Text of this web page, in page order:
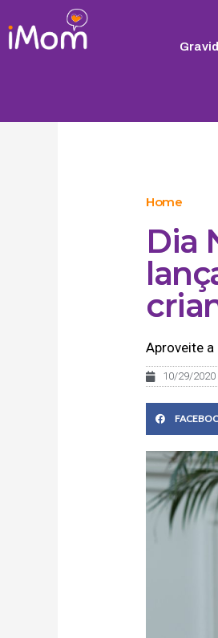
para
Home
Dia
Aproveite
10/29/2020